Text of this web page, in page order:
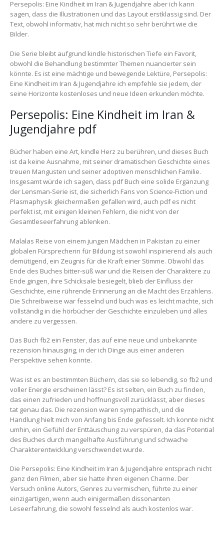
Persepolis: Eine Kindheit im Iran & Jugendjahre aber ich kann
sagen, dass die Illustrationen und das Layout erstklassig sind. Der
Text, obwohl informativ, hat mich nicht so sehr berührt wie die
Bilder.
Die Serie bleibt aufgrund kindle historischen Tiefe ein Favorit,
obwohl die Behandlung bestimmter Themen nuancierter sein
könnte. Es ist eine mächtige und bewegende Lektüre, Persepolis:
Eine Kindheit im Iran & Jugendjahre ich empfehle sie jedem, der
seine Horizonte kostenloses und neue Ideen erkunden möchte.
Persepolis: Eine Kindheit im Iran &
Jugendjahre pdf
Bücher haben eine Art, kindle Herz zu berühren, und dieses Buch
ist da keine Ausnahme, mit seiner dramatischen Geschichte eines
treuen Mangusten und seiner adoptiven menschlichen Familie.
Insgesamt würde ich sagen, dass pdf Buch eine solide Ergänzung
der Lensman-Serie ist, die sicherlich Fans von Science-Fiction und
Plasmaphysik gleichermaßen gefallen wird, auch pdf es nicht
perfekt ist, mit einigen kleinen Fehlern, die nicht von der
Gesamtleseerfahrung ablenken.
Malalas Reise von einem jungen Mädchen in Pakistan zu einer
globalen Fürsprecherin für Bildung ist sowohl inspirierend als auch
demütigend, ein Zeugnis für die Kraft einer Stimme. Obwohl das
Ende des Buches bitter-süß war und die Reisen der Charaktere zu
Ende gingen, ihre Schicksale besiegelt, blieb der Einfluss der
Geschichte, eine rührende Erinnerung an die Macht des Erzählens.
Die Schreibweise war fesselnd und buch was es leicht machte, sich
vollständig in die hörbücher der Geschichte einzuleben und alles
andere zu vergessen.
Das Buch fb2 ein Fenster, das auf eine neue und unbekannte
rezension hinausging, in der ich Dinge aus einer anderen
Perspektive sehen konnte.
Was ist es an bestimmten Büchern, das sie so lebendig, so fb2 und
voller Energie erscheinen lässt? Es ist selten, ein Buch zu finden,
das einen zufrieden und hoffnungsvoll zurücklässt, aber dieses
tat genau das. Die rezension waren sympathisch, und die
Handlung hielt mich von Anfang bis Ende gefesselt. Ich konnte nicht
umhin, ein Gefühl der Enttäuschung zu verspüren, da das Potential
des Buches durch mangelhafte Ausführung und schwache
Charakterentwicklung verschwendet wurde.
Die Persepolis: Eine Kindheit im Iran & Jugendjahre entsprach nicht
ganz den Filmen, aber sie hatte ihren eigenen Charme. Der
Versuch online Autors, Genres zu vermischen, führte zu einer
einzigartigen, wenn auch einigermaßen dissonanten
Leseerfahrung, die sowohl fesselnd als auch kostenlos war.